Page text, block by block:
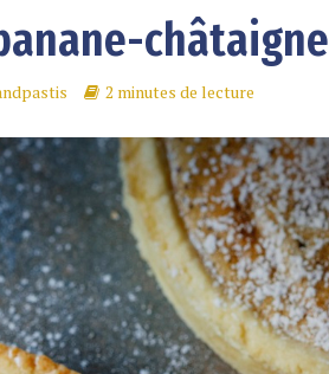
châtaigne
2 minutes de lecture